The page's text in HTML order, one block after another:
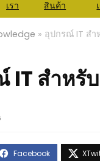
เรา
สินค้า
» อุปกรณ์ IT สำ
IT สำหรั